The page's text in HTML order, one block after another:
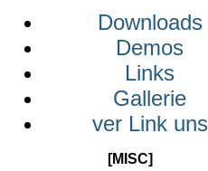
Downloads
Demos
Links
Gallerie
ver Link uns
[MISC]